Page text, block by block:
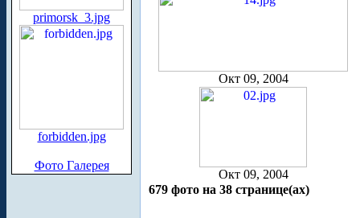
primorsk_3.jpg
forbidden.jpg
Фото Галерея
Окт 09, 2004
Окт 09, 2004
679 фото на 38 странице(ах)